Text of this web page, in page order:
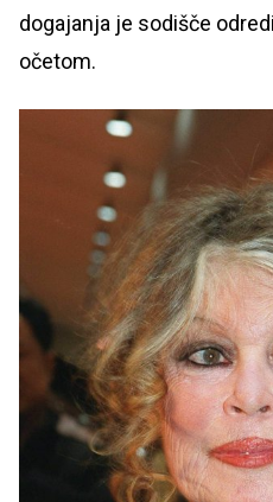
dogajanja je sodišče
očetom.